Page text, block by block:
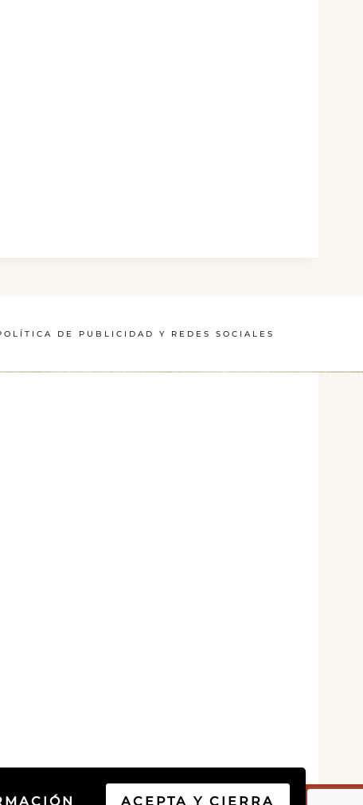
ACEPTA Y CIERRA
DE PUBLICIDAD Y REDES SOCIALES